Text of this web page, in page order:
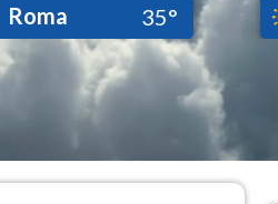
Roma 35°